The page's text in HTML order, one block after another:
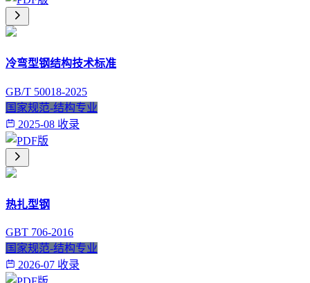
冷弯型钢结构技术标准
GB/T 50018-2025
国家规范-结构专业
2025-08 收录
热扎型钢
GBT 706-2016
国家规范-结构专业
2026-07 收录